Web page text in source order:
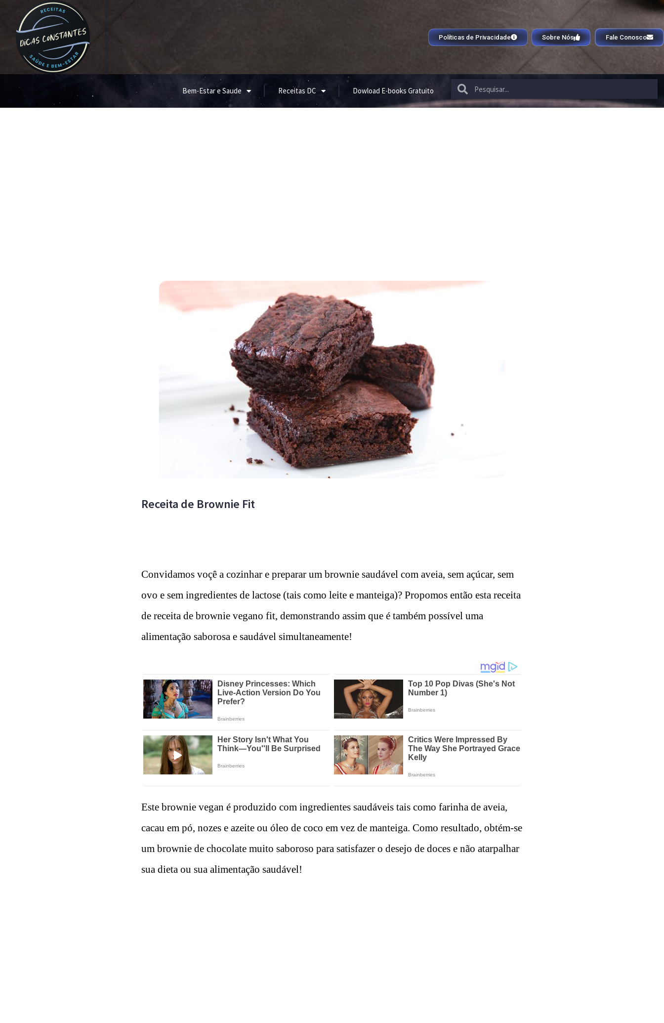
Políticas de Privacidade Sobre Nós Fale Conosco
Bem-Estar e Saude Receitas DC Dowload E-books Gratuito
Receita de Brownie Fit
Convidamos voçê a cozinhar e preparar um brownie saudável com aveia, sem açúcar, sem
ovo e sem ingredientes de lactose (tais como leite e manteiga)? Propomos então esta receita
de receita de brownie vegano fit, demonstrando assim que é também possível uma
alimentação saborosa e saudável simultaneamente!
Este brownie vegan é produzido com ingredientes saudáveis tais como farinha de aveia,
cacau em pó, nozes e azeite ou óleo de coco em vez de manteiga. Como resultado, obtém-se
um brownie de chocolate muito saboroso para satisfazer o desejo de doces e não atarpalhar
sua dieta ou sua alimentação saudável!